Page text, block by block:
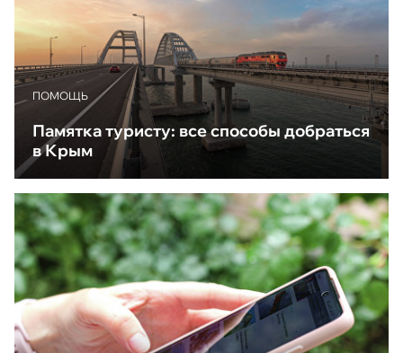
ПОМОЩЬ
Памятка туристу: все способы добраться
в Крым